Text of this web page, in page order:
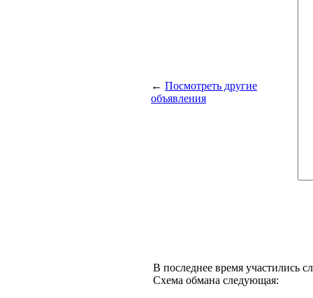
← Посмотреть другие
объявления
В последнее время участились
Схема обмана следующая: